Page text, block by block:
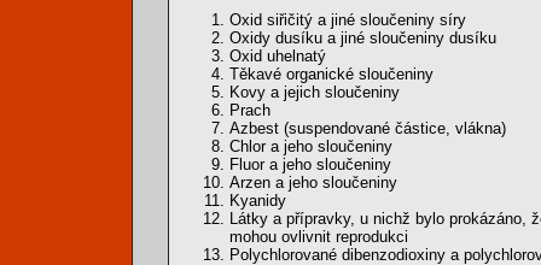
Oxid siřičitý a jiné sloučeniny síry
Oxidy dusíku a jiné sloučeniny dusíku
Oxid uhelnatý
Těkavé organické sloučeniny
Kovy a jejich sloučeniny
Prach
Azbest (suspendované částice, vlákna)
Chlor a jeho sloučeniny
Fluor a jeho sloučeniny
Arzen a jeho sloučeniny
Kyanidy
Látky a přípravky, u nichž bylo
mohou ovlivnit reprodukci
Polychlorované dibenzodioxiny a